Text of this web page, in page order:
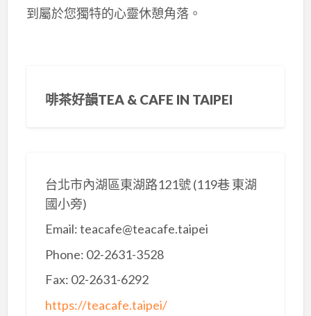
到屬於您獨特的心靈休憩角落。
啡茶好韻TEA & CAFE IN TAIPEI
台北市內湖區東湖路121號 (119巷 東湖
國小旁)
Email: teacafe@teacafe.taipei
Phone: 02-2631-3528
Fax: 02-2631-6292
https://teacafe.taipei/